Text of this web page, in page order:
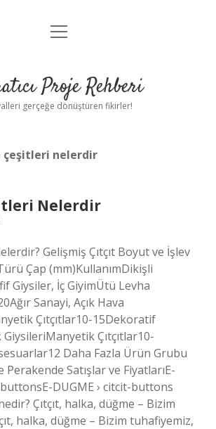
Anasayfa
Yasal Uyarı
menüyü
Proje Rehberi
gerçeğe dönüştüren fikirler!
çeşitleri nelerdir
Nelerdir
Gelişmiş Çıtçıt Boyut ve İşlev
Çap (mm)KullanımDikişli
Giysiler, İç GiyimÜtü Levha
Sanayi, Açık Hava
Çıtçıtlar10-15Dekoratif
Çıtçıtlar10-
Daha Fazla Ürün Grubu
Perakende Satışlar ve FiyatlarıE-
DUGME › citcit-buttons
Çıtçıt, halka, düğme – Bizim
halka, düğme – Bizim tuhafiyemiz,